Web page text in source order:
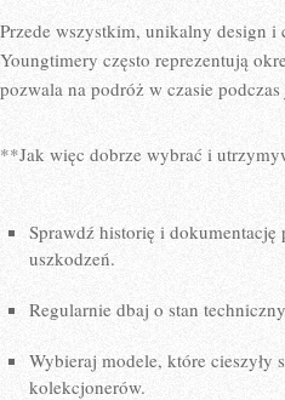
Przede wszystkim, unikalny design
⁢Youngtimery ‌często reprezentują
pozwala na podróż w czasie podczas
**Jak więc⁤ dobrze wybrać‍ i
Sprawdź ‍historię i
uszkodzeń.
Regularnie dbaj o stan
Wybieraj⁣ modele, które cieszyły
​kolekcjonerów.